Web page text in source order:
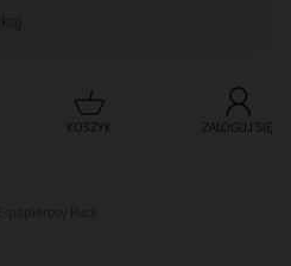
KOSZYK ZALOGUJ SIĘ